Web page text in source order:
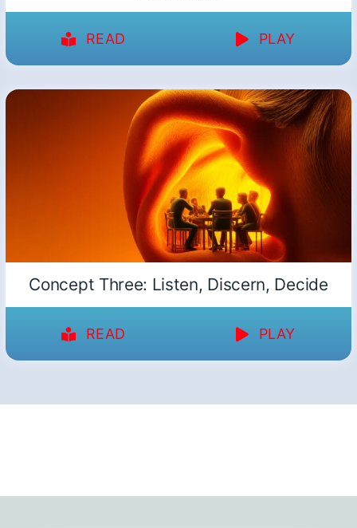
READ PLAY
Concept Three: Listen, Discern, Decide
READ PLAY